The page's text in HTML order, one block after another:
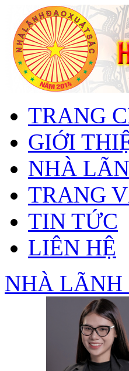
TRANG
GIỚI
NHÀ
TRANG
TIN TỨC
LIÊN HỆ
NHÀ